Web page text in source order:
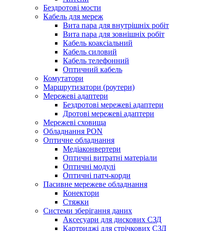
Бездротові мости
Кабель для мереж
Вита пара для внутрішніх робіт
Вита пара для зовнішніх робіт
Кабель коаксіальний
Кабель силовий
Кабель телефонний
Оптичний кабель
Комутатори
Маршрутизатори (роутери)
Мережеві адаптери
Бездротові мережеві адаптери
Дротові мережеві адаптери
Мережеві сховища
Обладнання PON
Оптичне обладнання
Медіаконвертери
Оптичні витратні матеріали
Оптичні модулі
Оптичні патч-корди
Пасивне мережеве обладнання
Конектори
Стяжки
Системи зберігання даних
Аксесуари для дискових СЗД
Картриджі для стрічкових СЗД